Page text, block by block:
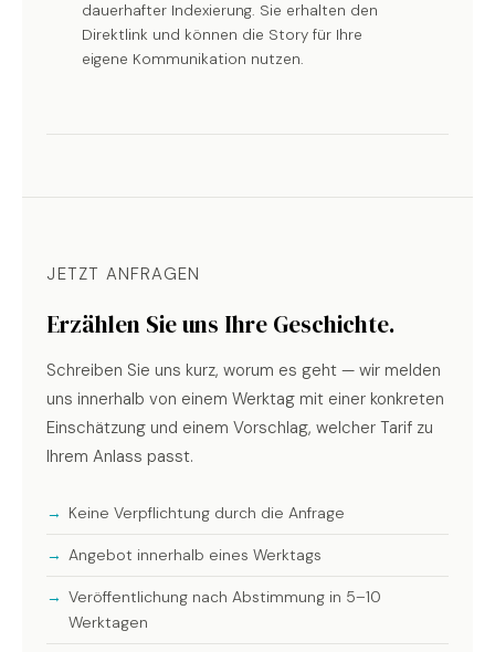
dauerhafter Indexierung. Sie erhalten den
Direktlink und können die Story für Ihre
eigene Kommunikation nutzen.
JETZT ANFRAGEN
Erzählen Sie uns Ihre Geschichte.
Schreiben Sie uns kurz, worum es geht — wir melden
uns innerhalb von einem Werktag mit einer konkreten
Einschätzung und einem Vorschlag, welcher Tarif zu
Ihrem Anlass passt.
Keine Verpflichtung durch die Anfrage
Angebot innerhalb eines Werktags
Veröffentlichung nach Abstimmung in 5–10
Werktagen